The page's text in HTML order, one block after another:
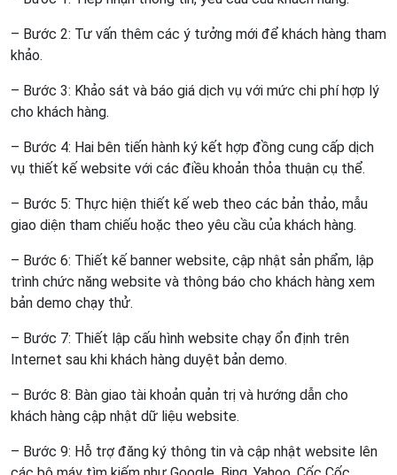
– Bước 2: Tư vấn thêm các ý tưởng mới để khách hàng tham
khảo.
– Bước 3: Khảo sát và báo giá dịch vụ với mức chi phí hợp lý
cho khách hàng.
– Bước 4: Hai bên tiến hành ký kết hợp đồng cung cấp dịch
vụ thiết kế website với các điều khoản thỏa thuận cụ thể.
– Bước 5: Thực hiện thiết kế web theo các bản thảo, mẫu
giao diện tham chiếu hoặc theo yêu cầu của khách hàng.
– Bước 6: Thiết kế banner website, cập nhật sản phẩm, lập
trình chức năng website và thông báo cho khách hàng xem
bản demo chạy thử.
– Bước 7: Thiết lập cấu hình website chạy ổn định trên
Internet sau khi khách hàng duyệt bản demo.
– Bước 8: Bàn giao tài khoản quản trị và hướng dẫn cho
khách hàng cập nhật dữ liệu website.
– Bước 9: Hỗ trợ đăng ký thông tin và cập nhật website lên